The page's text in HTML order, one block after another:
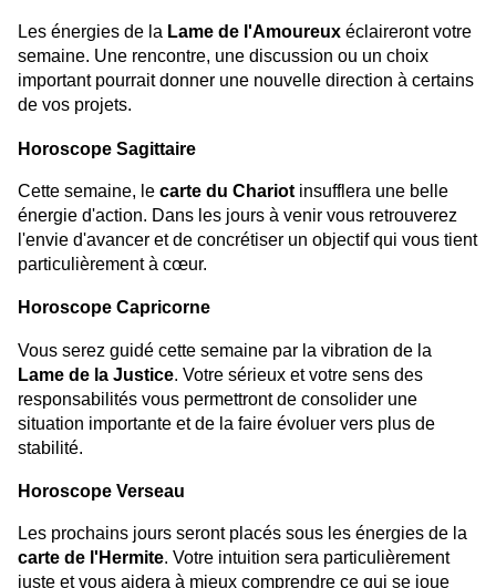
Les énergies de la Lame de l'Amoureux éclaireront votre
semaine. Une rencontre, une discussion ou un choix
important pourrait donner une nouvelle direction à certains
de vos projets.
Horoscope Sagittaire
Cette semaine, le carte du Chariot insufflera une belle
énergie d'action. Dans les jours à venir vous retrouverez
l'envie d'avancer et de concrétiser un objectif qui vous tient
particulièrement à cœur.
Horoscope Capricorne
Vous serez guidé cette semaine par la vibration de la
Lame de la Justice. Votre sérieux et votre sens des
responsabilités vous permettront de consolider une
situation importante et de la faire évoluer vers plus de
stabilité.
Horoscope Verseau
Les prochains jours seront placés sous les énergies de la
carte de l'Hermite. Votre intuition sera particulièrement
juste et vous aidera à mieux comprendre ce qui se joue